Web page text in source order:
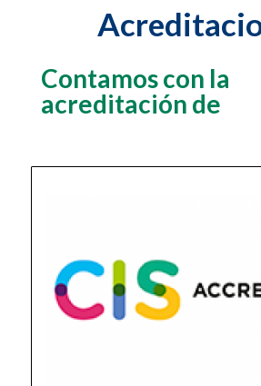
Contamos con la
acreditación de